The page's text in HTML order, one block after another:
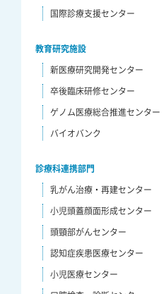
国際診療支援センター
教育研究施設
新医療研究開発センター
卒後臨床研修センター
ゲノム医療総合推進センター
バイオバンク
診療科連携部門
乳がん治療・再建センター
小児頭蓋顔面形成センター
頭頸部がんセンター
認知症疾患医療センター
小児医療センター